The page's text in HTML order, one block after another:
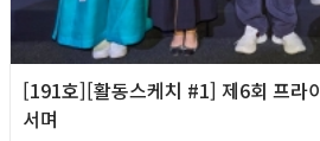
[191호][활동스케치 #1] 제6회 프라
서며